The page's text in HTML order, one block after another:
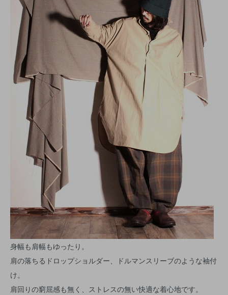
身幅も肩幅もゆったり。
肩の落ちるドロップショルダー、ドルマンスリーブのような袖付
け。
肩回りの窮屈感も無く、ストレスの無い快適な着心地です。